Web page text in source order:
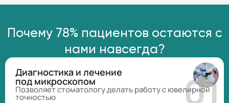
Почему 78% пациентов остаются с
нами навсегда?
Диагностика и лечение
под микроскопом
Позволяет стоматологу делать работу с ювелирной
точностью